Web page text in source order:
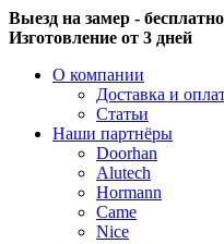
Выезд на замер -
Изготовление от 3 дней
О компании
Доставка и
Статьи
Наши партнёры
Doorhan
Alutech
Hormann
Came
Nice